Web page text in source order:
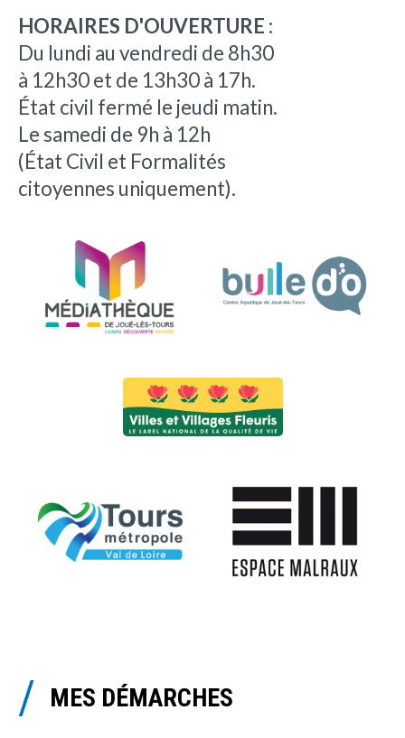
HORAIRES D'OUVERTURE :
Du lundi au vendredi de 8h30
à 12h30 et de 13h30 à 17h.
État civil fermé le jeudi matin.
Le samedi de 9h à 12h
(État Civil et Formalités
citoyennes uniquement).
MES DÉMARCHES